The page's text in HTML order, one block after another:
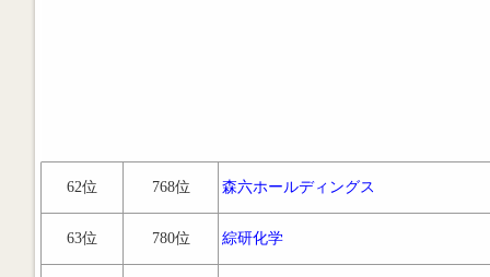
62位 768位 森六ホールディングス
63位 780位 綜研化学